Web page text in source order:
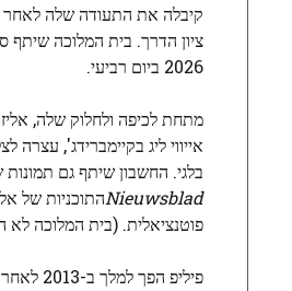
קיבלה את התעודה שלה לאחר
ציון הדרך. בית המלוכה שיתף
2026 ביום רביעי.
אייווי ליג בקיימברידג',
בלגי. החשבון שיתף גם תמונות של
Nieuwsbladהתוכניות של
פוטנציאלית. (בית המלוכה לא